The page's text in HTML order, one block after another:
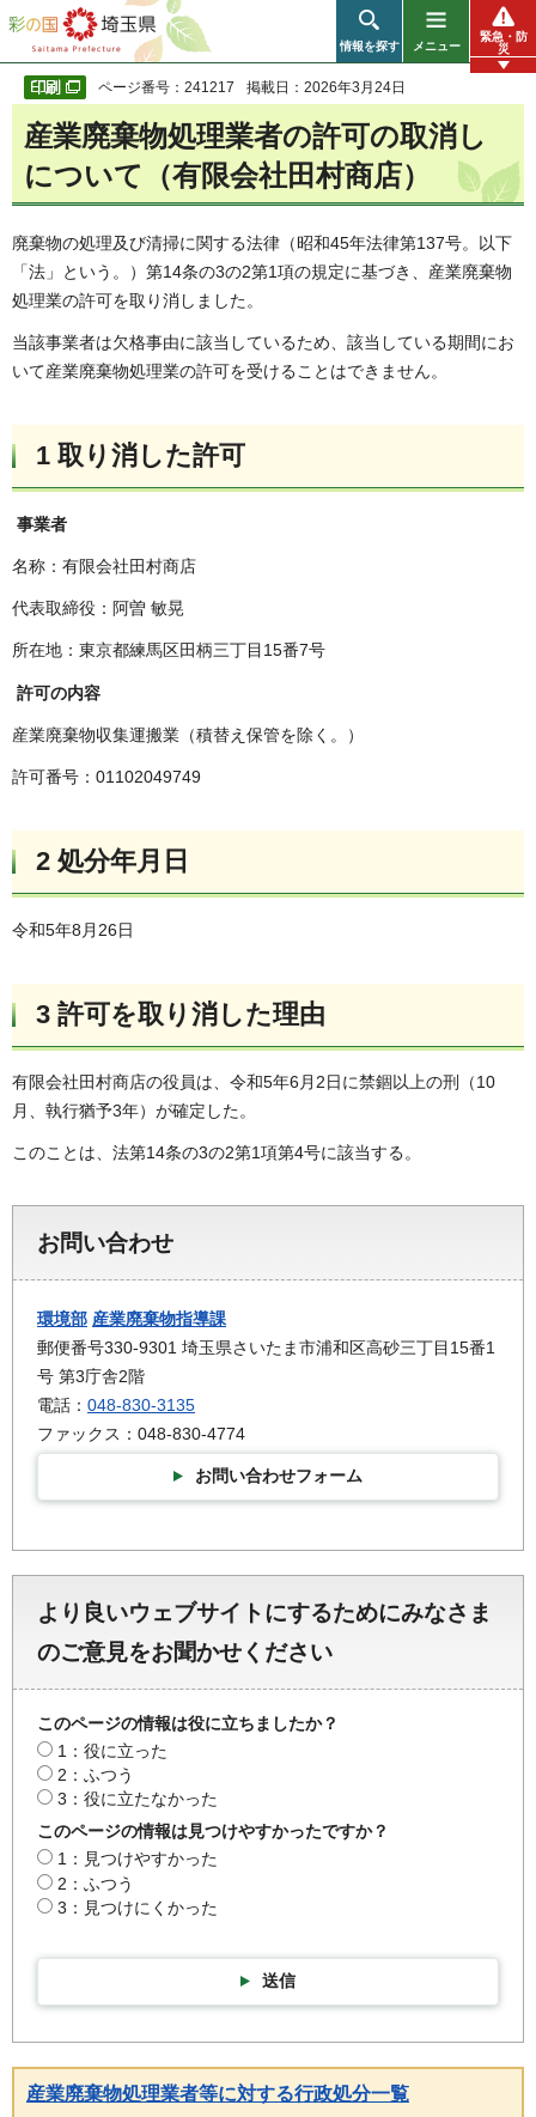
彩の国 埼玉県
情報を探す メニュー
緊急・防
災
ページ番号：241217 掲載日：2026年3月24日
産業廃棄物処理業者の許可の取消し
について（有限会社田村商店）
廃棄物の処理及び清掃に関する法律（昭和45年法律第137号。以下
「法」という。）第14条の3の2第1項の規定に基づき、産業廃棄物
処理業の許可を取り消しました。
当該事業者は欠格事由に該当しているため、該当している期間にお
いて産業廃棄物処理業の許可を受けることはできません。
1 取り消した許可
事業者
名称：有限会社田村商店
代表取締役：阿曽 敏晃
所在地：東京都練馬区田柄三丁目15番7号
許可の内容
産業廃棄物収集運搬業（積替え保管を除く。）
許可番号：01102049749
2 処分年月日
令和5年8月26日
3 許可を取り消した理由
有限会社田村商店の役員は、令和5年6月2日に禁錮以上の刑（10
月、執行猶予3年）が確定した。
このことは、法第14条の3の2第1項第4号に該当する。
お問い合わせ
環境部 産業廃棄物指導課
郵便番号330-9301 埼玉県さいたま市浦和区高砂三丁目15番1
号 第3庁舎2階
電話： 048-830-3135
ファックス：048-830-4774
お問い合わせフォーム
より良いウェブサイトにするためにみなさま
のご意見をお聞かせください
このページの情報は役に立ちましたか？
1：役に立った
2：ふつう
3：役に立たなかった
このページの情報は見つけやすかったですか？
1：見つけやすかった
2：ふつう
3：見つけにくかった
送信
産業廃棄物処理業者等に対する行政処分一覧